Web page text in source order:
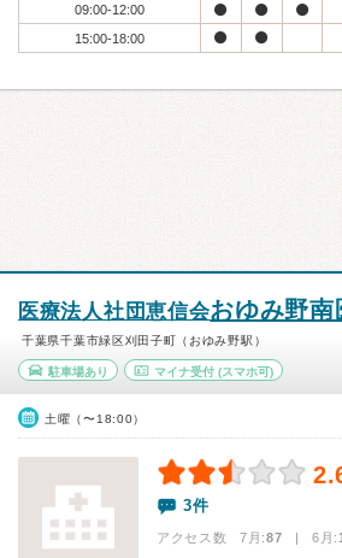
09:00-12:00
15:00-18:00
医療法人社団恵信会おゆみ野南
千葉県千葉市緑区刈田子町（おゆみ野駅）
駐車場あり マイナ受付(スマホ可)
土曜（〜18:00）
3件
アクセス数 7月:87 | 6月: